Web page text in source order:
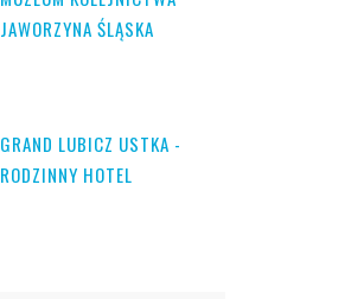
JAWORZYNA ŚLĄSKA
GRAND LUBICZ USTKA -
RODZINNY HOTEL